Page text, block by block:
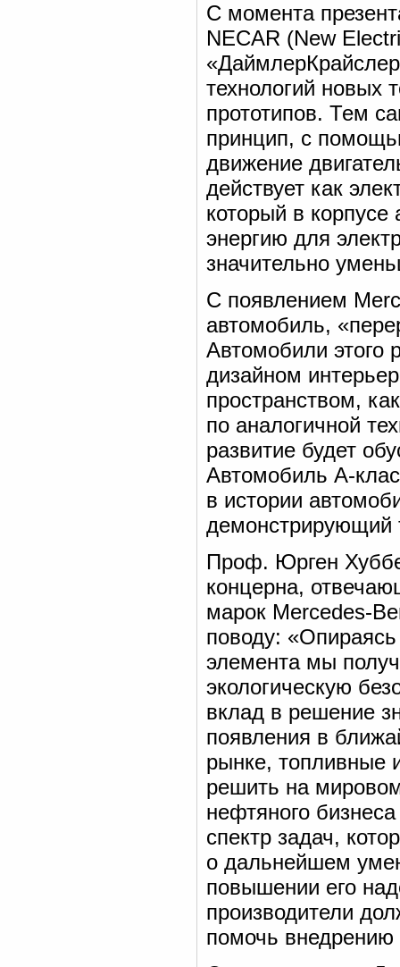
С момента
NECAR (New
технологий новых
прототипов. Тем
принцип, с
движение
действует как
который в
энергию для
значительно
С появлением
автомобиль,
Автомобили этого
дизайном
пространством,
по аналогичной
развитие будет
Автомобиль А-
в истории
демонстрирующий
Проф. Юрген
концерна,
марок Mercedes-
поводу: «Опираясь
элемента мы
экологическую
вклад в решение
появления в
рынке, топливные
решить на
нефтяного
спектр задач,
о дальнейшем
повышении его
производители
помочь внедрению